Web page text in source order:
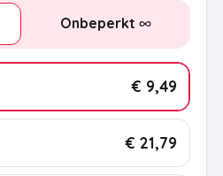
Onbeperkt
€ 9,49
€ 21,79